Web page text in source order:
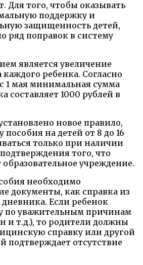
Для того, чтобы оказывать
поддержку и
защищенность детей,
ряд поправок в систему
является увеличение
ребенка. Согласно
1 мая минимальная сумма
составляет 1000 рублей в
новое правило,
пособия на детей от 8 до 16
только при наличии
того, что
учреждение.
необходимо
документы, как справка из
Если ребенок
по уважительным причинам
и т.д.), то родители должны
справку или другой
подтверждает отсутствие